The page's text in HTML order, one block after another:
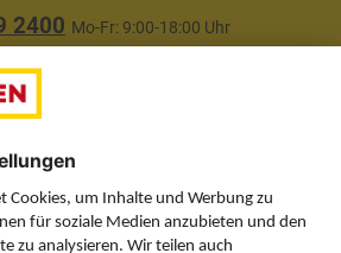
2400 Mo-Fr: 9:00-18:00 Uhr